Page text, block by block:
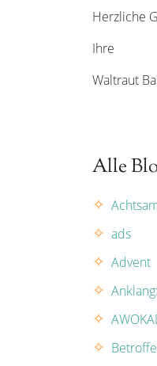
Herzliche
Ihre
Waltraut
Alle
ads
Advent